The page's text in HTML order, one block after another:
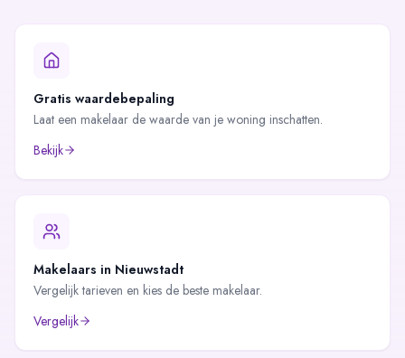
Gratis waardebepaling
Laat een makelaar de waarde van je woning inschatten.
Bekijk
Makelaars in Nieuwstadt
Vergelijk tarieven en kies de beste makelaar.
Vergelijk